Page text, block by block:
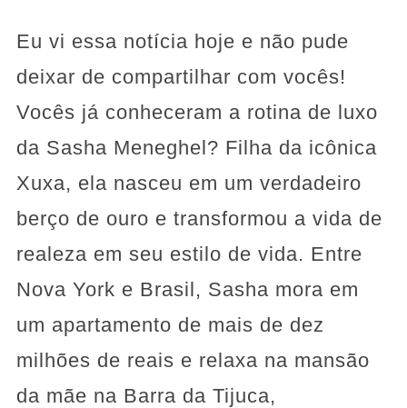
Eu vi essa notícia hoje e não pude
deixar de compartilhar com vocês!
Vocês já conheceram a rotina de luxo
da Sasha Meneghel? Filha da icônica
Xuxa, ela nasceu em um verdadeiro
berço de ouro e transformou a vida de
realeza em seu estilo de vida. Entre
Nova York e Brasil, Sasha mora em
um apartamento de mais de dez
milhões de reais e relaxa na mansão
da mãe na Barra da Tijuca,